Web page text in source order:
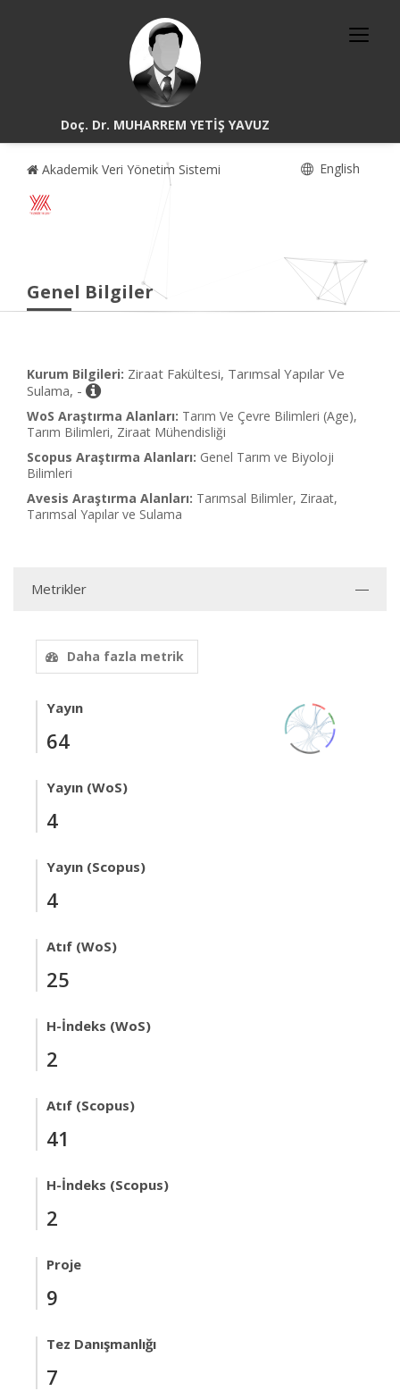
Doç. Dr. MUHARREM YETİŞ YAVUZ
Akademik Veri Yönetim Sistemi English
Genel Bilgiler
Kurum Bilgileri: Ziraat Fakültesi, Tarımsal Yapılar Ve
Sulama, -
WoS Araştırma Alanları: Tarım Ve Çevre Bilimleri (Age),
Tarım Bilimleri, Ziraat Mühendisliği
Scopus Araştırma Alanları: Genel Tarım ve Biyoloji
Bilimleri
Avesis Araştırma Alanları: Tarımsal Bilimler, Ziraat,
Tarımsal Yapılar ve Sulama
Metrikler
Daha fazla metrik
Yayın
64
Yayın (WoS)
4
Yayın (Scopus)
4
Atıf (WoS)
25
H-İndeks (WoS)
2
Atıf (Scopus)
41
H-İndeks (Scopus)
2
Proje
9
Tez Danışmanlığı
7